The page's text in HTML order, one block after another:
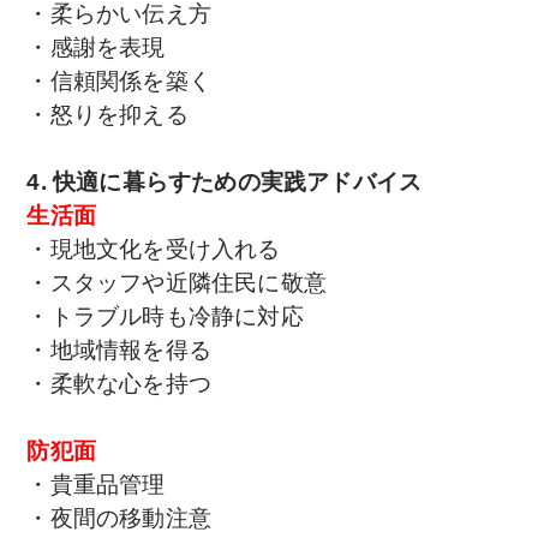
・柔らかい伝え方
・感謝を表現
・信頼関係を築く
・怒りを抑える
4. 快適に暮らすための実践アドバイス
生活面
・現地文化を受け入れる
・スタッフや近隣住民に敬意
・トラブル時も冷静に対応
・地域情報を得る
・柔軟な心を持つ
防犯面
・貴重品管理
・夜間の移動注意